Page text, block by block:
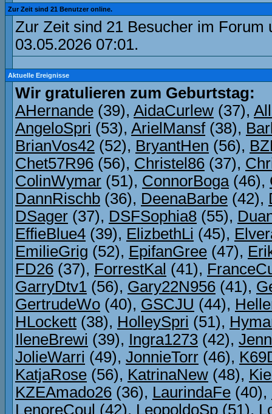
Zur Zeit sind 21 Benutzer online.
Zur Zeit sind 21 Besucher im Forum
03.05.2026 07:01.
Aktuelle Ereignisse
Wir gratulieren zum Geburtstag:
AHernande (39), AidaCurlew (37),
AngeloSpri (53), ArielMansf(38),
BrianVos42 (52), BryantHen (56),
Chet57R96 (56), Christel86 (37),
ColinWymar (51), ConnorBoga(46),
DannRischb (36), DeenaBarbe (42),
DSager (37), DSFSophia8 (55),
EffieBlue4 (39), ElizbethLi (45),
EmilieGrig (52), EpifanGree (47),
FD26 (37), ForrestKal (41),
GarryDtv1 (56), Gary22N956 (41),
GertrudeWo (40), GSCJU (44),
HLockett (38), HolleySpri (51),
IleneBrewi (39), Ingra1273 (42),
JolieWarri (49), JonnieTorr (46),
KatjaRose (56), KatrinaNew (48),
KZEAmado26 (36), LaurindaFe (40),
LenoreCoul (42), LeopoldoSp (51),